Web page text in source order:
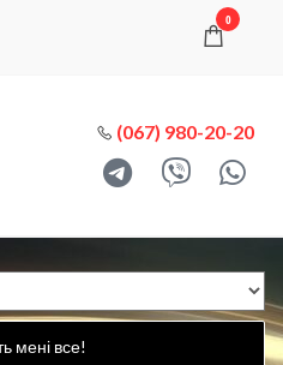
0
(067) 980-20-20
мені все!